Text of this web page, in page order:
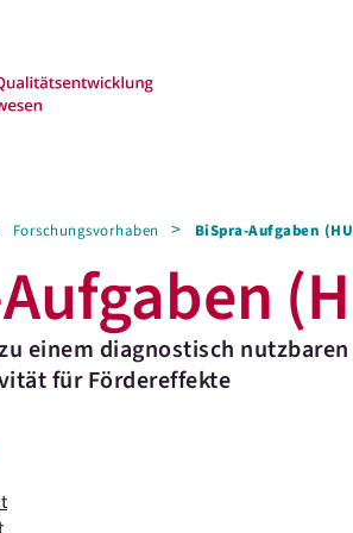
Forschungsvorhaben BiSpra-Aufgaben
einem diagnostisch
für Fördereffekte